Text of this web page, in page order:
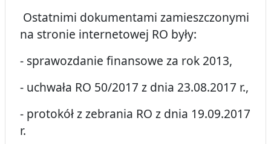
Ostatnimi dokumentami zamieszczonymi
na stronie internetowej RO były:
- sprawozdanie finansowe za rok 2013,
- uchwała RO 50/2017 z dnia 23.08.2017 r.,
- protokół z zebrania RO z dnia 19.09.2017
r.